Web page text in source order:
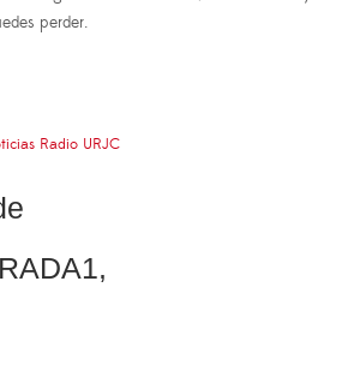
perder.
Radio URJC